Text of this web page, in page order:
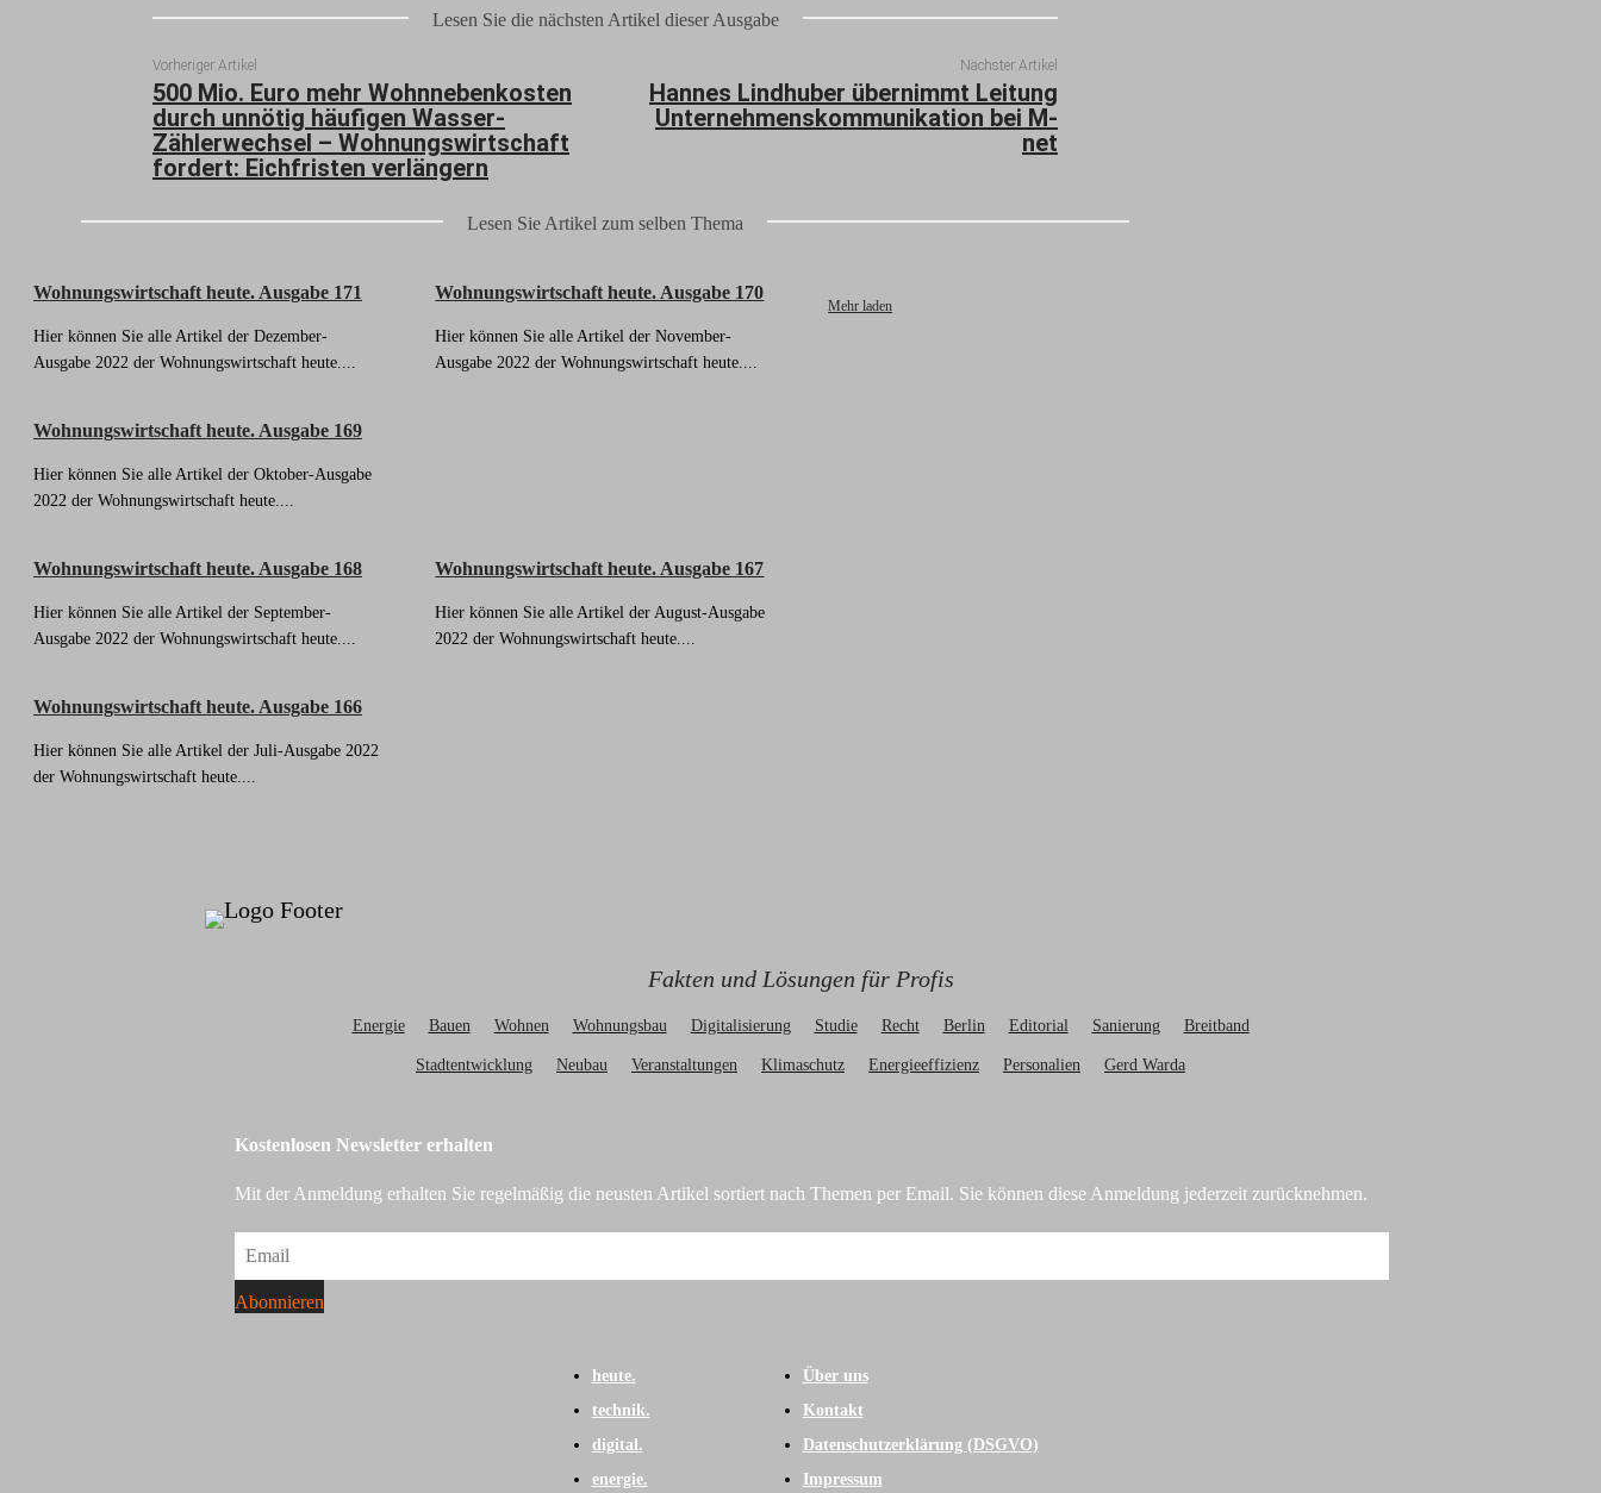
Lesen Sie die nächsten Artikel dieser Ausgabe
Vorheriger Artikel
500 Mio. Euro mehr Wohnnebenkosten
durch unnötig häufigen Wasser-
Zählerwechsel – Wohnungswirtschaft
fordert: Eichfristen verlängern
Nächster Artikel
Hannes Lindhuber übernimmt Leitung
Unternehmenskommunikation bei M-
net
Lesen Sie Artikel zum selben Thema
Wohnungswirtschaft heute. Ausgabe 171
Hier können Sie alle Artikel der Dezember-
Ausgabe 2022 der Wohnungswirtschaft heute....
Wohnungswirtschaft heute. Ausgabe 170
Hier können Sie alle Artikel der November-
Ausgabe 2022 der Wohnungswirtschaft heute....
Wohnungswirtschaft heute. Ausgabe 169
Hier können Sie alle Artikel der Oktober-Ausgabe
2022 der Wohnungswirtschaft heute....
Wohnungswirtschaft heute. Ausgabe 168
Hier können Sie alle Artikel der September-
Ausgabe 2022 der Wohnungswirtschaft heute....
Wohnungswirtschaft heute. Ausgabe 167
Hier können Sie alle Artikel der August-Ausgabe
2022 der Wohnungswirtschaft heute....
Wohnungswirtschaft heute. Ausgabe 166
Hier können Sie alle Artikel der Juli-Ausgabe 2022
der Wohnungswirtschaft heute....
Mehr laden
Fakten und Lösungen für Profis
Energie Bauen Wohnen Wohnungsbau Digitalisierung Studie Recht Berlin Editorial Sanierung Breitband
Stadtentwicklung Neubau Veranstaltungen Klimaschutz Energieeffizienz Personalien Gerd Warda
Kostenlosen Newsletter erhalten
Mit der Anmeldung erhalten Sie regelmäßig die neusten Artikel sortiert nach Themen per Email. Sie können diese Anmeldung jederzeit zurücknehmen.
heute.
technik.
digital.
energie.
Über uns
Kontakt
Datenschutzerklärung (DSGVO)
Impressum